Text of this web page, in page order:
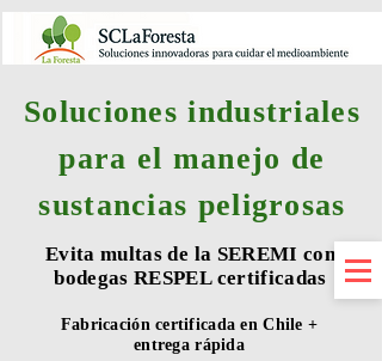
Soluciones industriales
para el manejo de
sustancias peligrosas
Evita multas de la SEREMI con
bodegas RESPEL certificadas
Fabricación certificada en Chile +
entrega rápida